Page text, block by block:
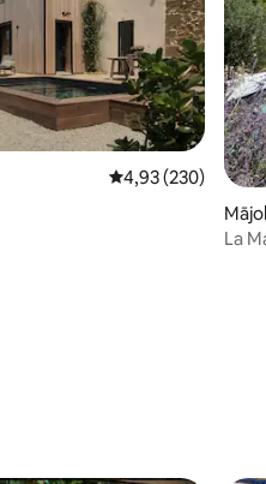
Vidējais
4,93 (230)
La